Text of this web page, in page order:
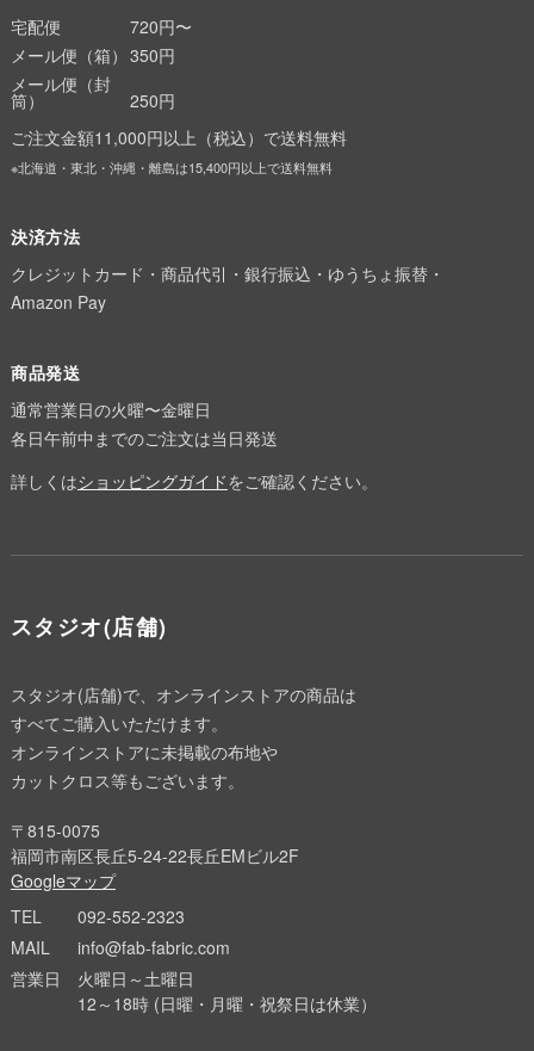
宅配便
720円〜
メール便（箱） 350円
メール便（封
筒）
250円
ご注文金額11,000円以上（税込）で送料無料
※北海道・東北・沖縄・離島は15,400円以上で送料無料
決済方法
クレジットカード・商品代引・銀行振込・ゆうちょ振替・
Amazon Pay
商品発送
通常営業日の火曜〜金曜日
各日午前中までのご注文は当日発送
詳しくはショッピングガイドをご確認ください。
スタジオ(店舗)
スタジオ(店舗)で、オンラインストアの商品は
すべてご購入いただけます。
オンラインストアに未掲載の布地や
カットクロス等もございます。
〒815-0075
福岡市南区長丘5-24-22長丘EMビル2F
Googleマップ
TEL
092-552-2323
MAIL
info@fab-fabric.com
営業日
火曜日～土曜日
12～18時 (日曜・月曜・祝祭日は休業）